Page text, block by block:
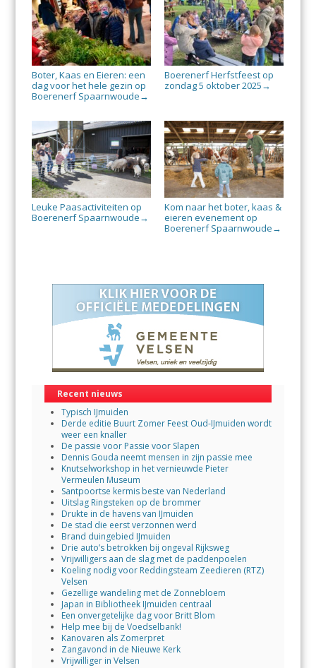
Boter, Kaas en Eieren: een
dag voor het hele gezin op
Boerenerf Spaarnwoude →
Boerenerf Herfstfeest op
zondag 5 oktober 2025 →
Leuke Paasactiviteiten op
Boerenerf Spaarnwoude →
Kom naar het boter, kaas &
eieren evenement op
Boerenerf Spaarnwoude →
Recent nieuws
Typisch IJmuiden
Derde editie Buurt Zomer Feest Oud-IJmuiden wordt
weer een knaller
De passie voor Passie voor Slapen
Dennis Gouda neemt mensen in zijn passie mee
Knutselworkshop in het vernieuwde Pieter
Vermeulen Museum
Santpoortse kermis beste van Nederland
Uitslag Ringsteken op de brommer
Drukte in de havens van IJmuiden
De stad die eerst verzonnen werd
Brand duingebied IJmuiden
Drie auto’s betrokken bij ongeval Rijksweg
Vrijwilligers aan de slag met de paddenpoelen
Koeling nodig voor Reddingsteam Zeedieren (RTZ)
Velsen
Gezellige wandeling met de Zonnebloem
Japan in Bibliotheek IJmuiden centraal
Een onvergetelijke dag voor Britt Blom
Help mee bij de Voedselbank!
Kanovaren als Zomerpret
Zangavond in de Nieuwe Kerk
Vrijwilliger in Velsen